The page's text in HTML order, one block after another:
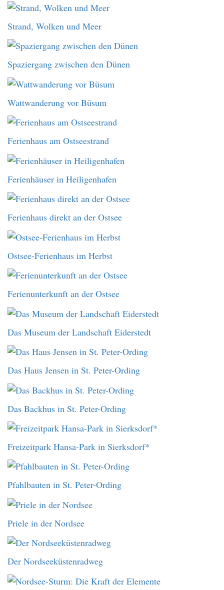
Strand, Wolken und Meer
Spaziergang zwischen den Dünen
Wattwanderung vor Büsum
Ferienhaus am Ostseestrand
Ferienhäuser in Heiligenhafen
Ferienhaus direkt an der Ostsee
Ostsee-Ferienhaus im Herbst
Ferienunterkunft an der Ostsee
Das Museum der Landschaft Eiderstedt
Das Haus Jensen in St. Peter-Ording
Das Backhus in St. Peter-Ording
Freizeitpark Hansa-Park in Sierksdorf*
Pfahlbauten in St. Peter-Ording
Priele in der Nordsee
Der Nordseeküstenradweg